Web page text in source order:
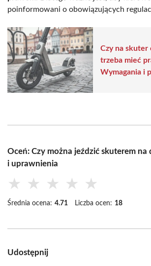
poinformowani o obowiązujących
Czy na
trzeba mieć
Wymagania i
Oceń: Czy można jeździć skuterem na
i uprawnienia
★ ★ ★ ★ ★
Średnia ocena: 4.71 Liczba ocen: 18
Udostępnij